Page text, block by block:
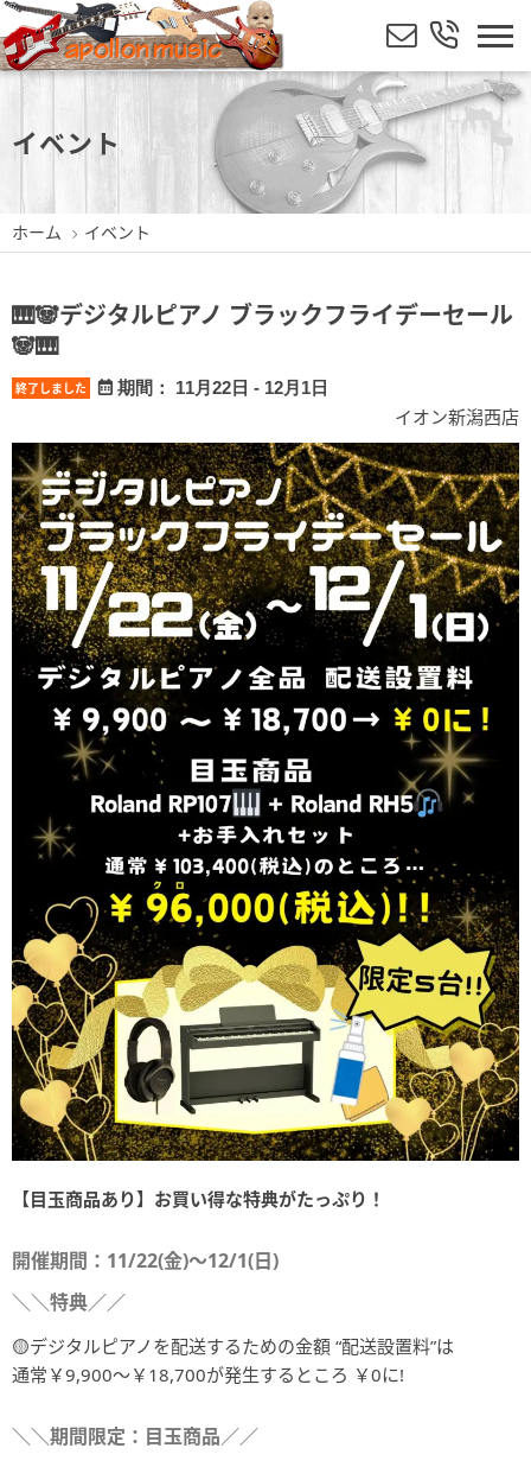
イベント
ホーム イベント
🎹🐼デジタルピアノ ブラックフライデーセール
🐼🎹
終了しました 期間： 11月22日 - 12月1日
イオン新潟西店
【目玉商品あり】お買い得な特典がたっぷり！
開催期間：11/22(金)～12/1(日)
＼＼特典／／
🟡デジタルピアノを配送するための金額 “配送設置料”は
通常￥9,900～￥18,700が発生するところ ￥0に!
＼＼期間限定：目玉商品／／